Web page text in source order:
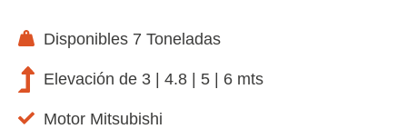
Disponibles 7 Toneladas
Elevación de 3 | 4.8 | 5 | 6 mts
Motor Mitsubishi